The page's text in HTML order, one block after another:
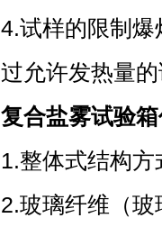
4.试样的限制爆
过允许发热量
复合盐雾试验
1.整体式结构方
2.玻璃纤维（玻